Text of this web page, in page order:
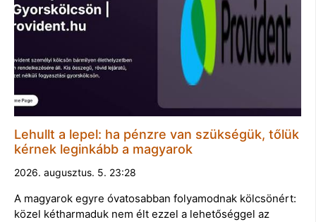
Lehullt a lepel: ha pénzre van szükségük, tőlük
kérnek leginkább a magyarok
2026. augusztus. 5. 23:28
A magyarok egyre óvatosabban folyamodnak kölcsönért:
közel kétharmaduk nem élt ezzel a lehetőséggel az